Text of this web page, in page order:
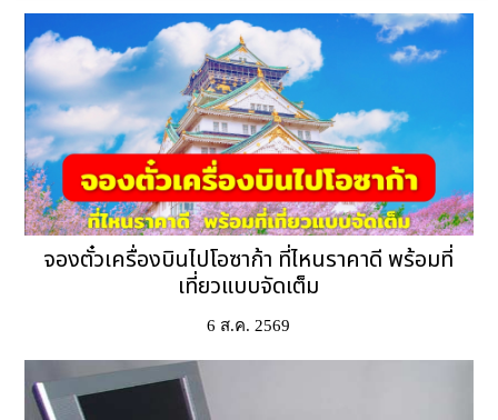
จองตั๋วเครื่องบินไปโอซาก้า ที่ไหนราคาดี พร้อมที่
เที่ยวแบบจัดเต็ม
6 ส.ค. 2569